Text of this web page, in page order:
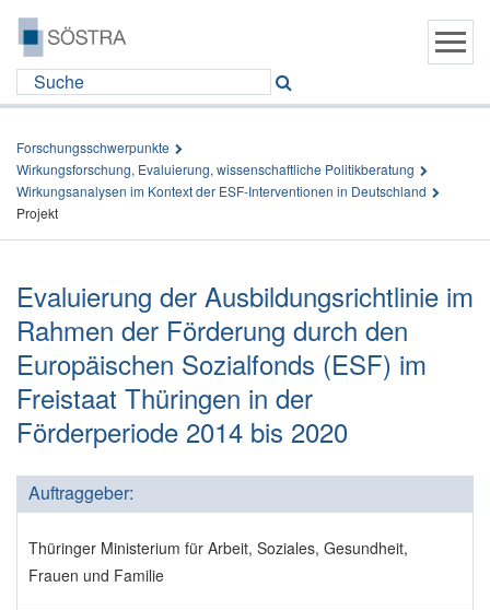
Forschungsschwerpunkte
Wirkungsforschung, Evaluierung, wissenschaftliche Politikberatung
Wirkungsanalysen im Kontext der ESF-Interventionen in Deutschland
Projekt
Evaluierung der Ausbildungsrichtlinie im
Rahmen der Förderung durch den
Europäischen Sozialfonds (ESF) im
Freistaat Thüringen in der
Förderperiode 2014 bis 2020
Auftraggeber:
Thüringer Ministerium für Arbeit, Soziales, Gesundheit,
Frauen und Familie